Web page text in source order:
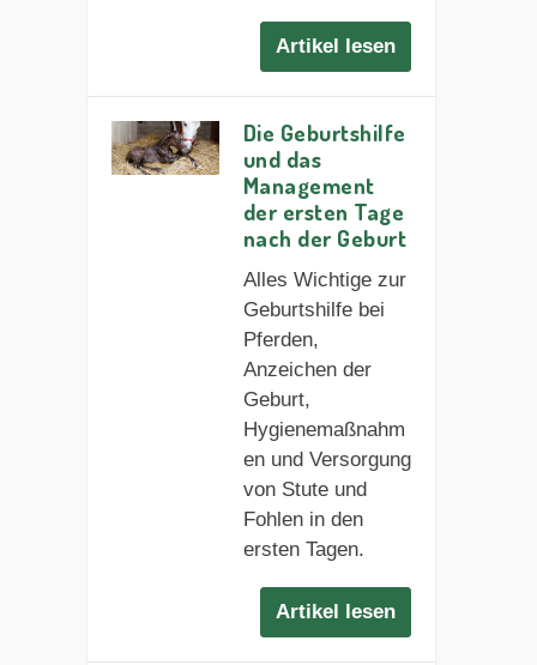
Artikel lesen
Die Geburtshilfe
und das
Management
der ersten Tage
nach der Geburt
Alles Wichtige zur
Geburtshilfe bei
Pferden,
Anzeichen der
Geburt,
Hygienemaßnahm
en und Versorgung
von Stute und
Fohlen in den
ersten Tagen.
Artikel lesen